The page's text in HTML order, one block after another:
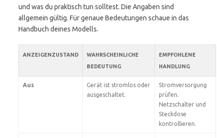
und was du praktisch tun solltest. Die Angaben sind
allgemein gültig. Für genaue Bedeutungen schaue in das
Handbuch deines Modells.
ANZEIGENZUSTAND
WAHRSCHEINLICHE
BEDEUTUNG
EMPFOHLENE
HANDLUNG
Aus
Gerät ist stromlos oder
ausgeschaltet.
Stromversorgung
prüfen.
Netzschalter und
Steckdose
kontrollieren.